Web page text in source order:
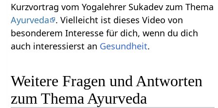
Kurzvortrag vom Yogalehrer Sukadev zum Thema
Ayurveda
. Vielleicht ist dieses Video von
besonderem Interesse für dich, wenn du dich
auch interessierst an Gesundheit.
Weitere Fragen und Antworten
zum Thema Ayurveda